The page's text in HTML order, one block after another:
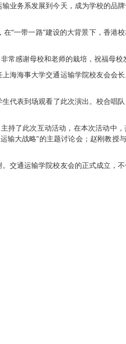
业务系发展到今天，成为学校的品
“一带一路”建设的大背景下，香港
感谢母校和老师的栽培，祝福母校
海海事大学交通运输学院校友会会
代表到场观看了此次演出。校合唱
持了此次互动活动，在本次活动中
大战略”的主题讨论会；赵刚教授
交通运输学院校友会的正式成立，